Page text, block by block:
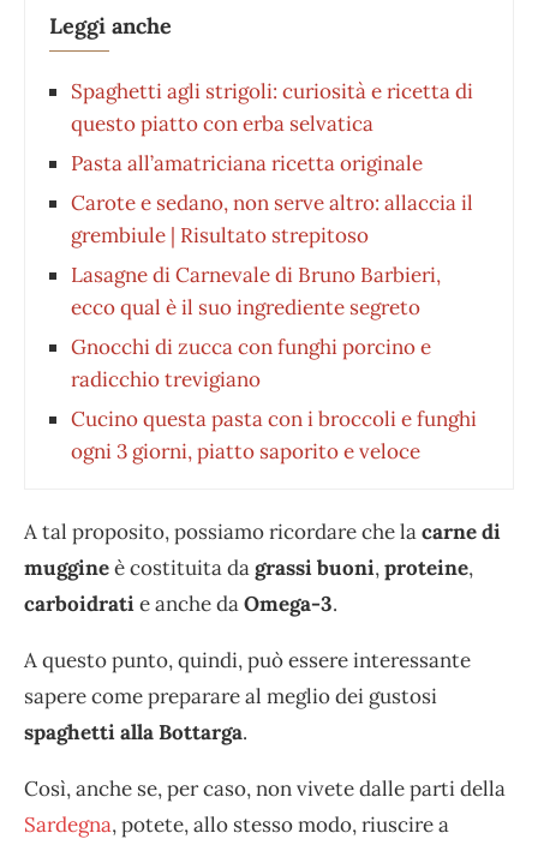
Leggi anche
Spaghetti agli strigoli: curiosità e ricetta di
questo piatto con erba selvatica
Pasta all’amatriciana ricetta originale
Carote e sedano, non serve altro: allaccia il
grembiule | Risultato strepitoso
Lasagne di Carnevale di Bruno Barbieri,
ecco qual è il suo ingrediente segreto
Gnocchi di zucca con funghi porcino e
radicchio trevigiano
Cucino questa pasta con i broccoli e funghi
ogni 3 giorni, piatto saporito e veloce
A tal proposito, possiamo ricordare che lacarne di
muggineè costituita dagrassi buoni,proteine,
carboidratie anche daOmega-3.
A questo punto, quindi, può essere interessante
sapere come preparare al meglio dei gustosi
spaghetti alla Bottarga.
Così, anche se, per caso, non vivete dalle parti della
Sardegna, potete, allo stesso modo, riuscire a